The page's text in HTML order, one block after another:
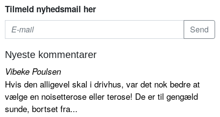
Tilmeld nyhedsmail her
Nyeste kommentarer
Vibeke Poulsen
Hvis den alligevel skal i drivhus, var det nok bedre at
vælge en noisetterose eller terose! De er til gengæld
sunde, bortset fra...